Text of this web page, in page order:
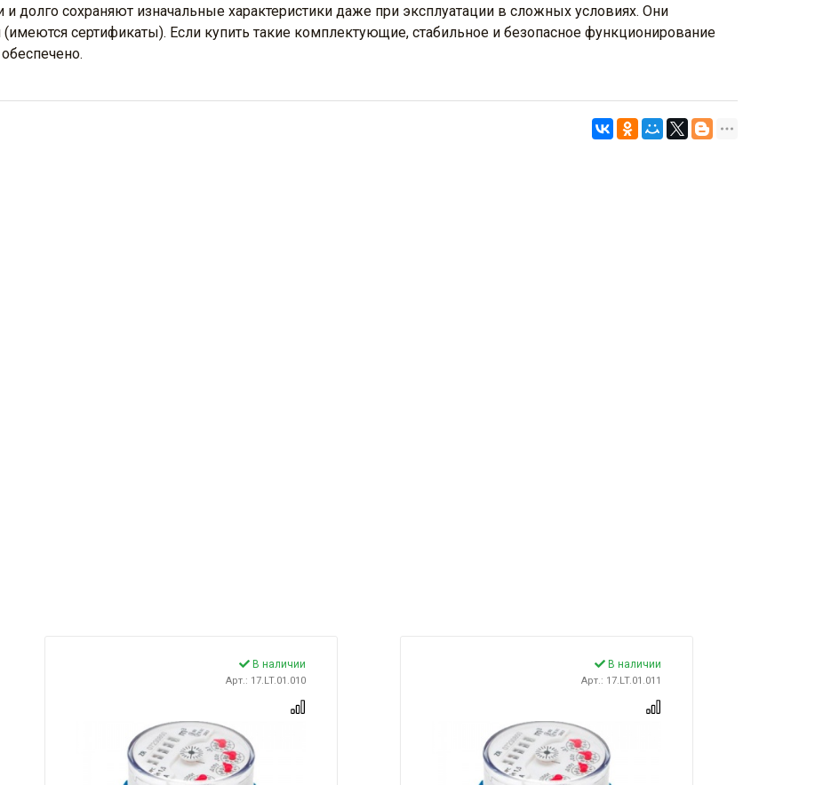
долго сохраняют изначальные характеристики даже при эксплуатации в сложных условиях. Они
сертификаты). Если купить такие комплектующие, стабильное и безопасное функционирование
В наличии
Арт.: 17.LT.01.010
В наличии
Арт.: 17.LT.01.011